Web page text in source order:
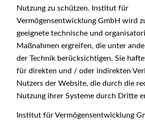
Nutzung zu schützen. Institut für
Vermögensentwicklung GmbH wird
geeignete technische und
Maßnahmen ergreifen, die unter
der Technik berücksichtigen. Sie
für direkten und / oder indirekten
Nutzers der Website, die durch die
Nutzung ihrer Systeme durch Dritte
Institut für Vermögensentwicklung